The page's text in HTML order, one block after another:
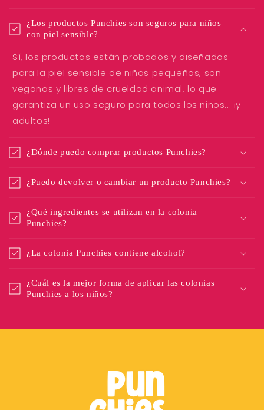
¿Los productos Punchies son seguros para niños
con piel sensible?
Sí, los productos están probados y diseñados
para la piel sensible de niños pequeños, son
veganos y libres de crueldad animal, lo que
garantiza un uso seguro para todos los niños... ¡y
adultos!
¿Dónde puedo comprar productos Punchies?
¿Puedo devolver o cambiar un producto Punchies?
¿Qué ingredientes se utilizan en la colonia
Punchies?
¿La colonia Punchies contiene alcohol?
¿Cuál es la mejor forma de aplicar las colonias
Punchies a los niños?